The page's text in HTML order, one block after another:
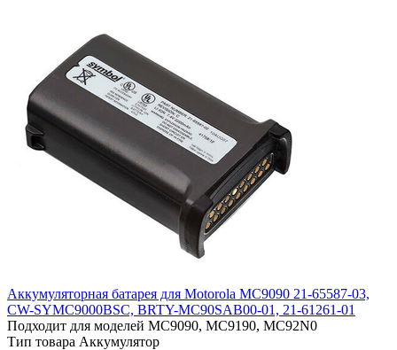
Аккумуляторная батарея для Motorola MC9090 21-65587-03,
CW-SYMC9000BSC, BRTY-MC90SAB00-01, 21-61261-01
Подходит для моделей MC9090, MC9190, MC92N0
Тип товара Аккумулятор